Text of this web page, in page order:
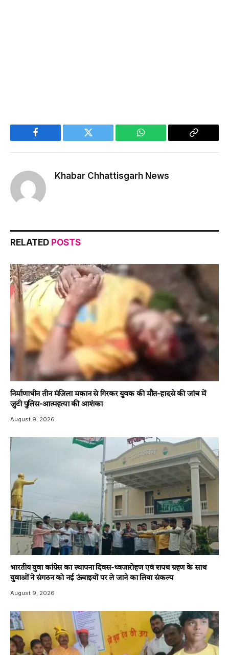
Facebook Twitter WhatsApp
Copy
Khabar Chhattisgarh News
RELATED POSTS
निर्माणाधीन तीन मंजिला मकान से गिरकर युवक की मौत-हादसे की जांच में
जुटी पुलिस-आत्महत्या की आशंका
August 9, 2026
भारतीय युवा कांग्रेस का स्थापना दिवस-ध्वजारोहण एवं शपथ ग्रहण के साथ
युवाओं ने संगठन को नई ऊंचाइयों पर ले जाने का लिया संकल्प
August 9, 2026